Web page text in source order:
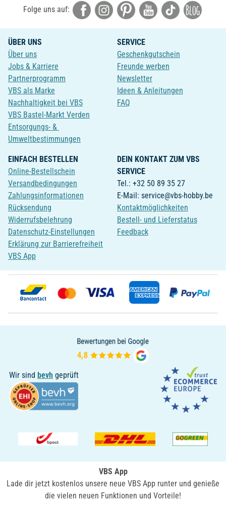
Folge uns auf:
ÜBER UNS
Über uns
Jobs & Karriere
Partnerprogramm
VBS als Marke
Nachhaltigkeit bei VBS
VBS Bastel-Markt Verden
Entsorgungs- &
Umweltbestimmungen
SERVICE
Geschenkgutschein
Freunde werben
Newsletter
Ideen & Anleitungen
FAQ
EINFACH BESTELLEN
Online-Bestellschein
Versandbedingungen
Zahlungsinformationen
Rücksendung
Widerrufsbelehrung
Datenschutz-Einstellungen
Erklärung zur Barrierefreiheit
VBS App
DEIN KONTAKT ZUM VBS
SERVICE
Tel.: +32 50 89 35 27
E-Mail: service@vbs-hobby.be
Kontaktmöglichkeiten
Bestell- und Lieferstatus
Feedback
Wir sind bevh geprüft
VBS App
Lade dir jetzt kostenlos unsere neue VBS App runter und genieße
die vielen neuen Funktionen und Vorteile!